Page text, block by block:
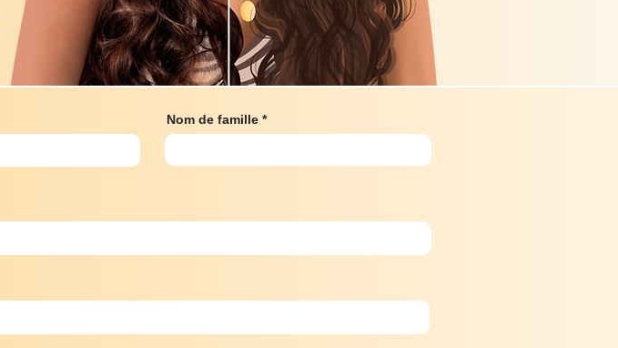
Nom de famille